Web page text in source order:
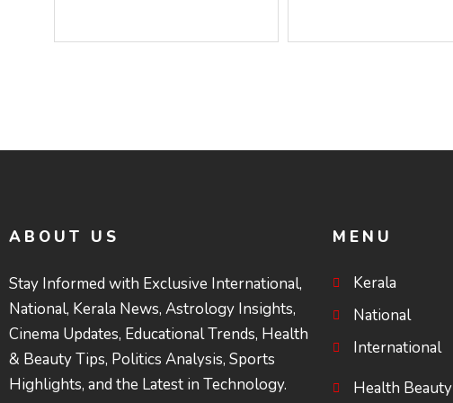
കാർന്നുതിന്നുന്ന
പോരാട്ടം
ABOUT US
Stay Informed with Exclusive International,
National, Kerala News, Astrology Insights,
Cinema Updates, Educational Trends, Health
& Beauty Tips, Politics Analysis, Sports
Highlights, and the Latest in Technology.
MENU
Kerala
National
International
Health Beauty